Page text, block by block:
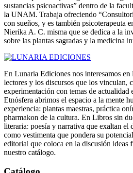
sustancias psicoactivas” dentro de la
la UNAM. Trabaja ofreciendo
con sueños, y es también psicoterapeuta
Nierika A. C. misma que se dedica a la
sobre las plantas sagradas y la medicina
En Lunaria Ediciones nos interesamos en
lectores y los discursos que los vinculan,
experimentación con temas de actualidad
Etnósfera abrimos el espacio a la mente
experiencia: plantas maestras, práctica
pharmakon de la cultura. En Libros sin
literaria: poesía y narrativa que exaltan el
como vestimenta que pondera su
editorial que coloca en la discusión ideas
nuestro catálogo.